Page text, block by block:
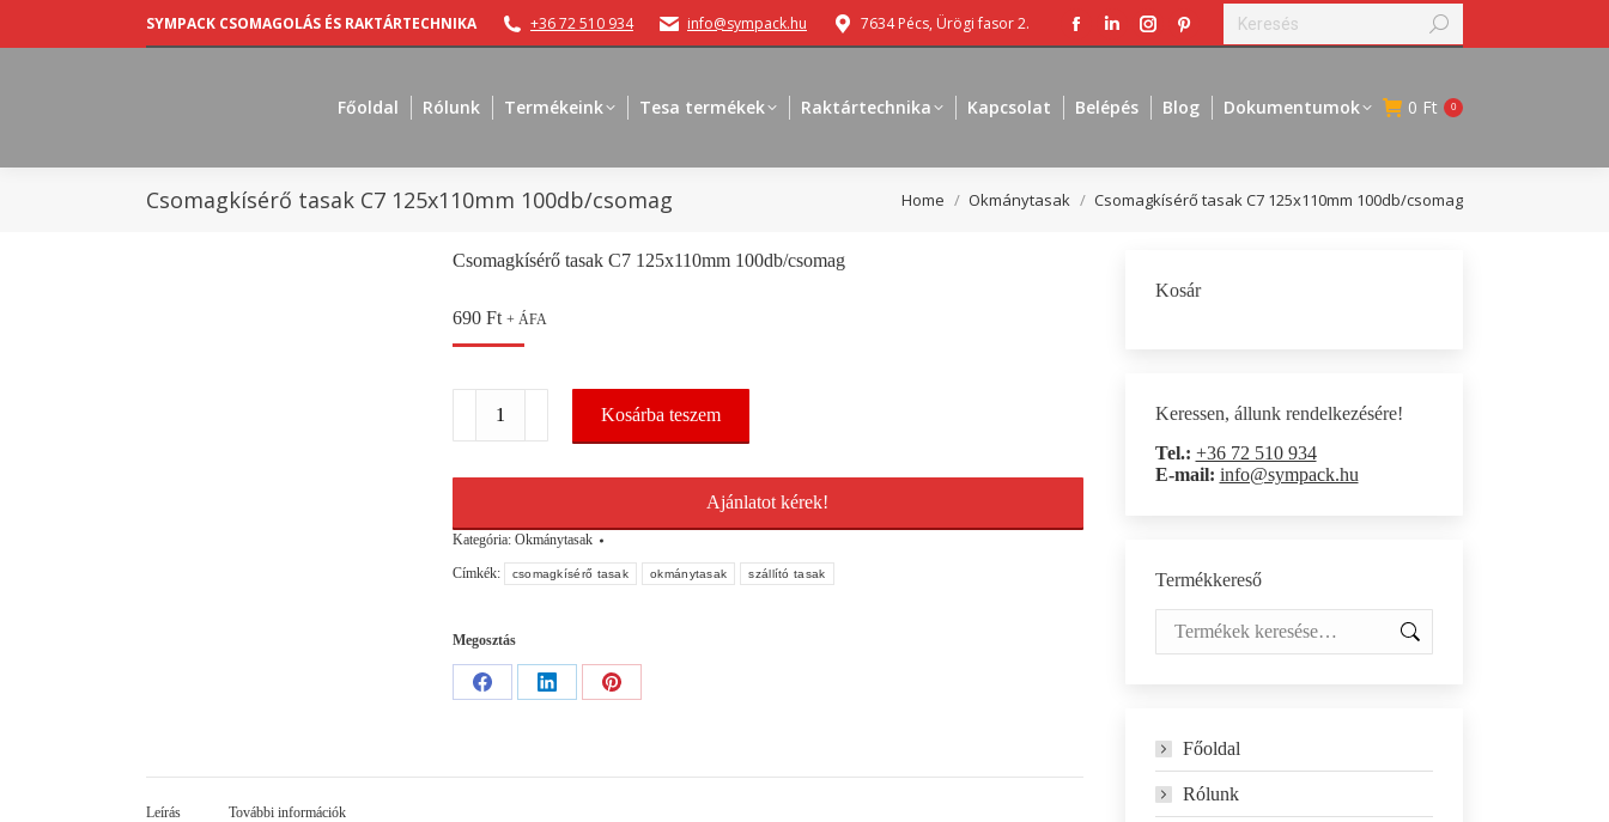
SYMPACK CSOMAGOLÁS ÉS RAKTÁRTECHNIKA +36 72 510 934 info@sympack.hu 7634 Pécs, Ürögi fasor 2.
Facebook
opens
window
Linkedin
opens
window
Instagram
opens
window
Pinterest
opens
window
Search:
Főoldal Rólunk Termékeink Tesa termékek Raktártechnika Kapcsolat Belépés Blog Dokumentumok 0 Ft 0
Csomagkísérő tasak C7 125x110mm 100db/csomag You are here:
Home Okmánytasak Csomagkísérő tasak C7 125x110mm 100db/csomag
Csomagkísérő tasak C7 125x110mm 100db/csomag
690 Ft + ÁFA
C7
100db/csomag
Kosárba teszem
Ajánlatot kérek!
Kategória: Okmánytasak
Címkék:
csomagkísérő tasak okmánytasak szállító tasak
Megosztás
Share
Share
Share
Leírás További információk
Kosár
Keressen, állunk rendelkezésére!
Tel.: +36 72 510 934
E-mail: info@sympack.hu
Termékkereső
Főoldal
Rólunk